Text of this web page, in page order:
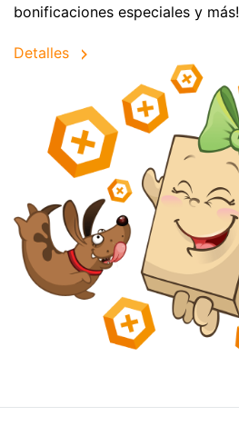
bonificaciones especiales y más!
Detalles